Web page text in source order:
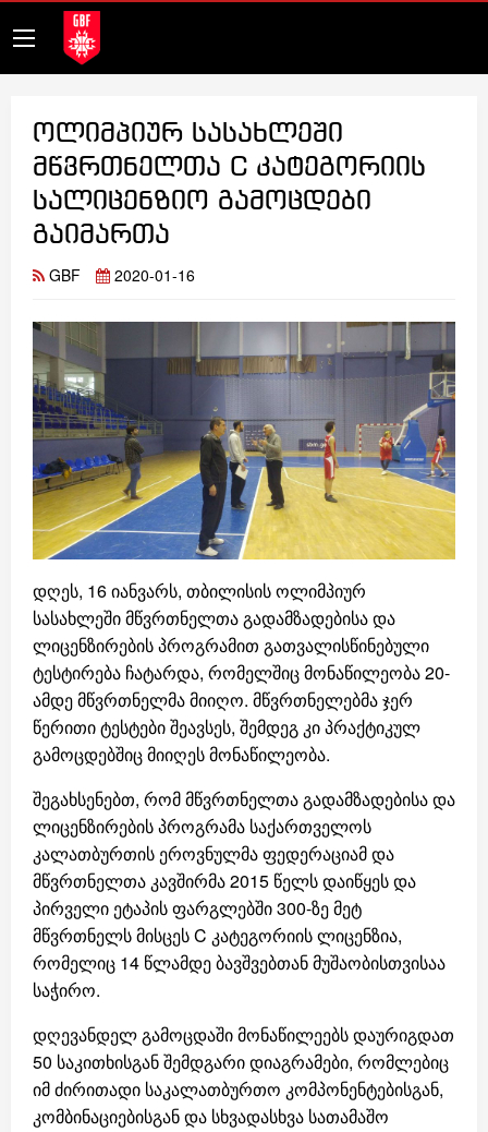
ოლიმპიურ სასახლეში
მწვრთნელთა C კატეგორიის
სალიცენზიო გამოცდები
გაიმართა
GBF 2020-01-16
დღეს, 16 იანვარს, თბილისის ოლიმპიურ
სასახლეში მწვრთნელთა გადამზადებისა და
ლიცენზირების პროგრამით გათვალისწინებული
ტესტირება ჩატარდა, რომელშიც მონაწილეობა 20-
ამდე მწვრთნელმა მიიღო. მწვრთნელებმა ჯერ
წერითი ტესტები შეავსეს, შემდეგ კი პრაქტიკულ
გამოცდებშიც მიიღეს მონაწილეობა.
შეგახსენებთ, რომ მწვრთნელთა გადამზადებისა და
ლიცენზირების პროგრამა საქართველოს
კალათბურთის ეროვნულმა ფედერაციამ და
მწვრთნელთა კავშირმა 2015 წელს დაიწყეს და
პირველი ეტაპის ფარგლებში 300-ზე მეტ
მწვრთნელს მისცეს C კატეგორიის ლიცენზია,
რომელიც 14 წლამდე ბავშვებთან მუშაობისთვისაა
საჭირო.
დღევანდელ გამოცდაში მონაწილეებს დაურიგდათ
50 საკითხისგან შემდგარი დიაგრამები, რომლებიც
იმ ძირითადი საკალათბურთო კომპონენტებისგან,
კომბინაციებისგან და სხვადასხვა სათამაშო